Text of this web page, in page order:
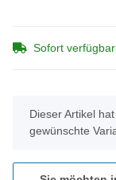
Sofort verfügbar
x
Dieser Artikel
gewünschte